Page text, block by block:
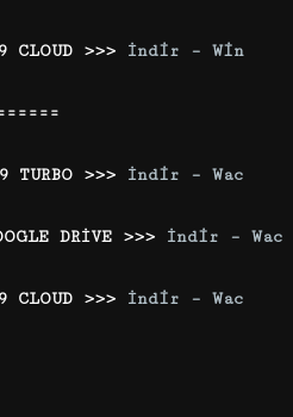
>>> İndir – Win
>>>İndir – Wac
DRİVE >>>İndir – Wac
>>> İndir – Wac